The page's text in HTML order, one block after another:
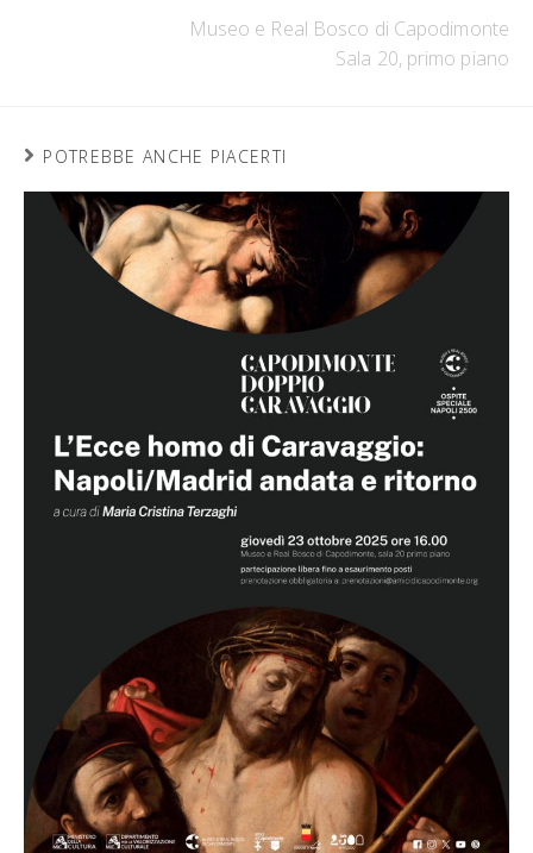
Museo e Real Bosco di Capodimonte
Sala 20, primo piano
POTREBBE ANCHE PIACERTI